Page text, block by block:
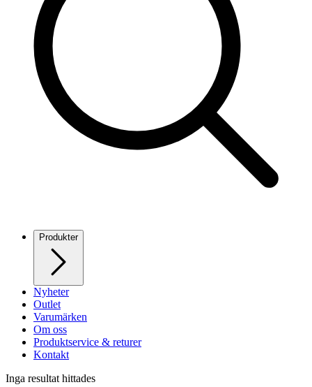
Produkter
Nyheter
Outlet
Varumärken
Om oss
Produktservice & returer
Kontakt
Inga resultat hittades